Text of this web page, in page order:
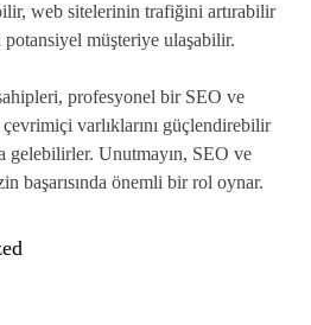
web sitelerinin trafiğini artırabilir
müşteriye ulaşabilir.
profesyonel bir SEO ve
varlıklarını güçlendirebilir
gelebilirler. Unutmayın, SEO ve
başarısında önemli bir rol oynar.